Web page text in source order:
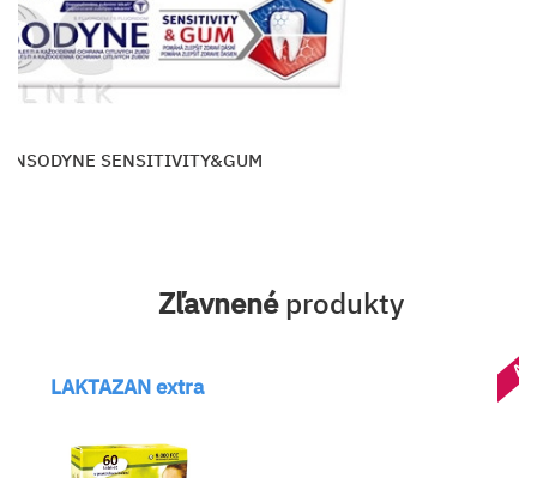
SENSITIVITY&GUM
Zľavnenéprodukty
LAKTAZAN extra